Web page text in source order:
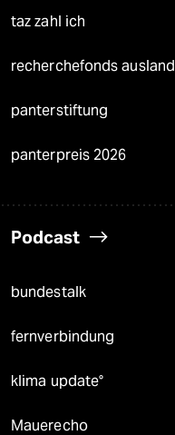
taz zahl ich
recherchefonds ausland
panterstiftung
panterpreis 2026
Podcast
bundestalk
fernverbindung
klima update°
Mauerecho